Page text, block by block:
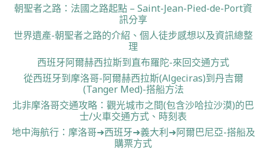
朝聖者之路：法國之路起點 – Saint-Jean-Pied-de-Port資
訊分享
世界遺產-朝聖者之路的介紹、個人徒步感想以及資訊總整
理
西班牙阿爾赫西拉斯到直布羅陀-來回交通方式
從西班牙到摩洛哥-阿爾赫西拉斯(Algeciras)到丹吉爾
(Tanger Med)-搭船方法
北非摩洛哥交通攻略：觀光城市之間(包含沙哈拉沙漠)的巴
士/火車交通方式、時刻表
地中海航行：摩洛哥➜西班牙➜義大利➜阿爾巴尼亞-搭船及
購票方式